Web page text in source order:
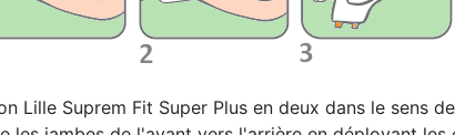
Lille Suprem Fit Super Plus en deux dans le sens